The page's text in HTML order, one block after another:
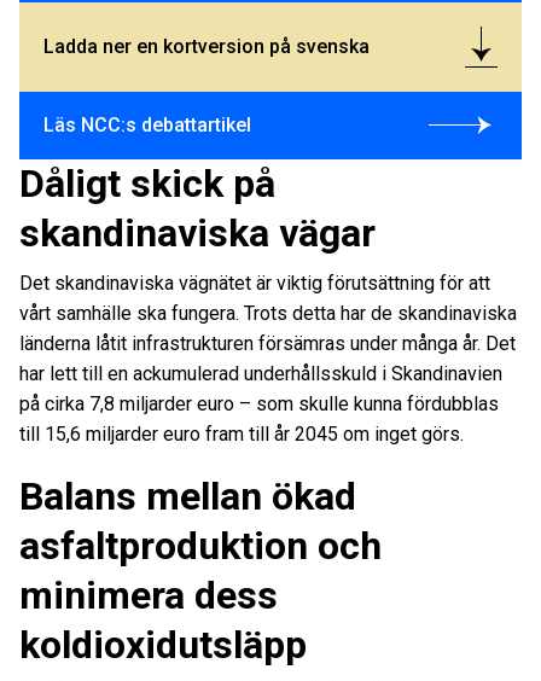
Ladda ner en kortversion på svenska
Läs NCC:s debattartikel
Dåligt skick på
skandinaviska vägar
Det skandinaviska vägnätet är viktig förutsättning för att
vårt samhälle ska fungera. Trots detta har de skandinaviska
länderna låtit infrastrukturen försämras under många år. Det
har lett till en ackumulerad underhållsskuld i Skandinavien
på cirka 7,8 miljarder euro – som skulle kunna fördubblas
till 15,6 miljarder euro fram till år 2045 om inget görs.
Balans mellan ökad
asfaltproduktion och
minimera dess
koldioxidutsläpp